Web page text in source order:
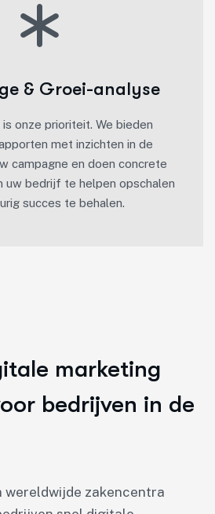
& Groei-analyse
onze prioriteit. We bieden
met inzichten in de
campagne en doen concrete
uw bedrijf te helpen opschalen
succes te behalen.
marketing
bedrijven in de
wereldwijde zakencentra